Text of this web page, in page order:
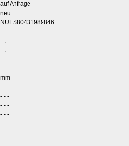
auf Anfrage
neu
NUES80431989846
--.----
--.----
mm
- - -
- - -
- - -
- - -
- - -